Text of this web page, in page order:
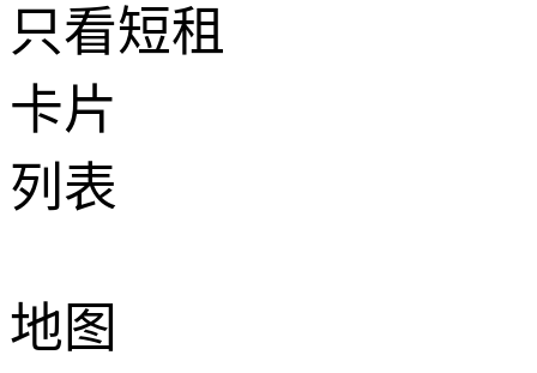
只看短租
卡片
列表
地图